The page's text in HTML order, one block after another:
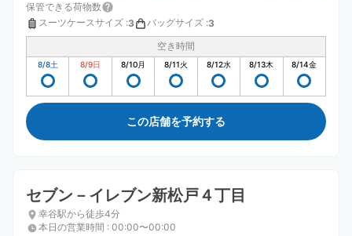
保管できる荷物数
スーツケースサイズ :3 バッグサイズ :3
空き時間
8/8土 8/9日 8/10月 8/11火 8/12水 8/13木 8/14金
この店舗を予約する
セブン－イレブン新松戸４丁目
幸谷駅から徒歩4分
本日の営業時間 : 00:00〜00:00